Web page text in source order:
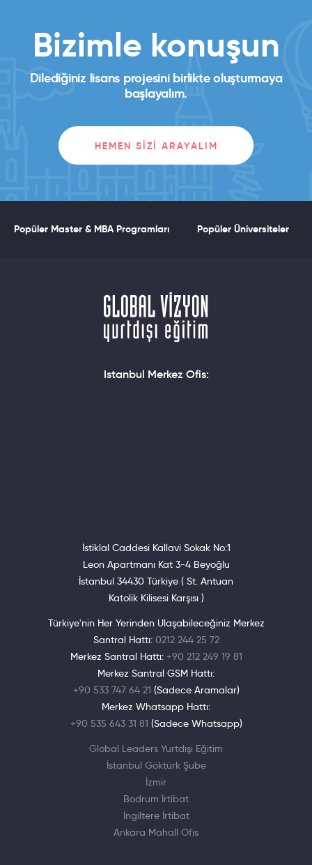
Bizimle konuşun
Dilediğiniz lisans projesini birlikte oluşturmaya
başlayalım.
HEMEN SIZI ARAYALIM
Popüler Master & MBA Programları Popüler Üniversiteler
Istanbul Merkez Ofis:
İstiklal Caddesi Kallavi Sokak No:1
Leon Apartmanı Kat 3-4 Beyoğlu
İstanbul 34430 Türkiye ( St. Antuan
Katolik Kilisesi Karşısı )
Türkiye'nin Her Yerinden Ulaşabileceğiniz Merkez
Santral Hattı: 0212 244 25 72
Merkez Santral Hattı: +90 212 249 19 81
Merkez Santral GSM Hattı:
+90 533 747 64 21 (Sadece Aramalar)
Merkez Whatsapp Hattı:
+90 535 643 31 81 (Sadece Whatsapp)
Global Leaders Yurtdışı Eğitim
İstanbul Göktürk Şube
İzmir
Bodrum İrtibat
İngiltere İrtibat
Ankara Mahall Ofis